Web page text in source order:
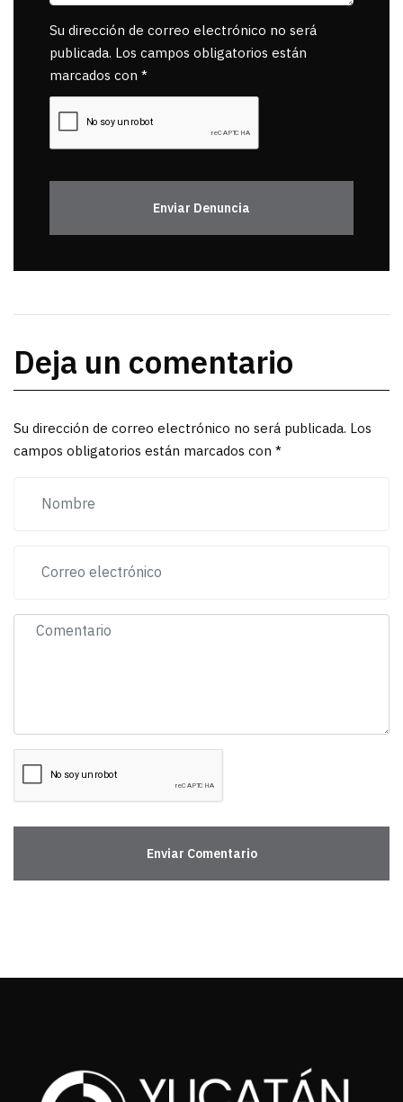
Su dirección de correo electrónico no será
publicada. Los campos obligatorios están
marcados con *
Enviar Denuncia
Deja un comentario
Su dirección de correo electrónico no será publicada. Los
campos obligatorios están marcados con *
Enviar Comentario